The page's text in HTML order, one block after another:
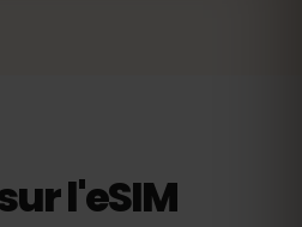
l'eSIM